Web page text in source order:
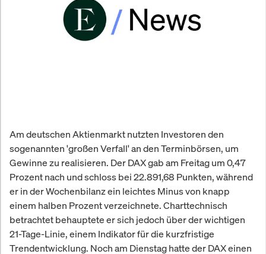
Am deutschen Aktienmarkt nutzten Investoren den
sogenannten 'großen Verfall' an den Terminbörsen, um
Gewinne zu realisieren. Der DAX gab am Freitag um 0,47
Prozent nach und schloss bei 22.891,68 Punkten, während
er in der Wochenbilanz ein leichtes Minus von knapp
einem halben Prozent verzeichnete. Charttechnisch
betrachtet behauptete er sich jedoch über der wichtigen
21-Tage-Linie, einem Indikator für die kurzfristige
Trendentwicklung. Noch am Dienstag hatte der DAX einen